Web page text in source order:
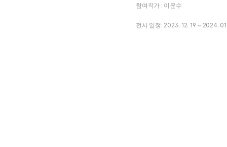
참여작가 : 이윤수
전시 일정: 2023. 12. 19 ~ 2024.